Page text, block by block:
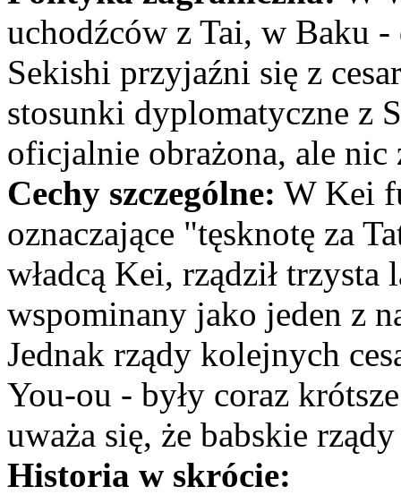
uchodźców z Tai, w Baku
Sekishi przyjaźni się z
stosunki dyplomatyczne z
oficjalnie obrażona, ale
Cechy szczególne: W Kei
oznaczające "tęsknotę za
władcą Kei, rządził
wspominany jako jeden z
Jednak rządy kolejnych
You-ou - były coraz
uważa się, że babskie
Historia w skrócie: